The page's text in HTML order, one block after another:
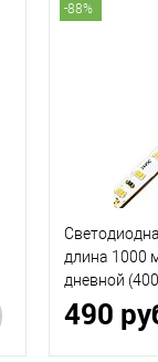
-88%
длина 1000
дневной
(ФОРМА Э
490